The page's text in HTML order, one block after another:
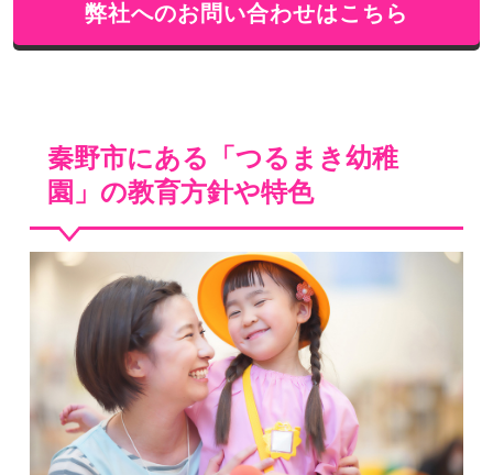
弊社へのお問い合わせはこちら
秦野市にある「つるまき幼稚
園」の教育方針や特色